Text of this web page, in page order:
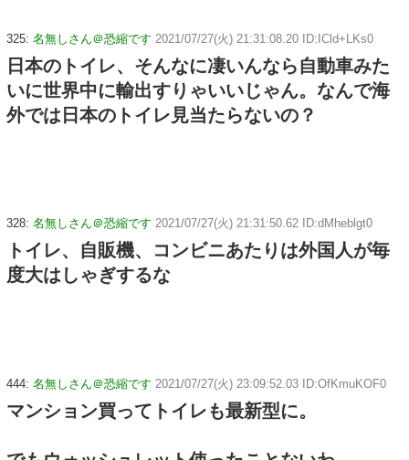
325: 名無しさん＠恐縮です 2021/07/27(火) 21:31:08.20 ID:ICld+LKs0
日本のトイレ、そんなに凄いんなら自動車みた
いに世界中に輸出すりゃいいじゃん。なんで海
外では日本のトイレ見当たらないの？
328: 名無しさん＠恐縮です 2021/07/27(火) 21:31:50.62 ID:dMheblgt0
トイレ、自販機、コンビニあたりは外国人が毎
度大はしゃぎするな
444: 名無しさん＠恐縮です 2021/07/27(火) 23:09:52.03 ID:OfKmuKOF0
マンション買ってトイレも最新型に。